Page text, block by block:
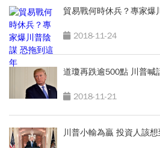
貿易戰何時休兵？專家爆
2018-11-24
道瓊再跌逾500點 川普喊
2018-11-21
川普小輸為贏 投資人該